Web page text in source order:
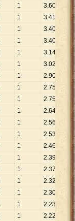
1 3.603
1 3.410
1 3.405
1 3.400
1 3.142
1 3.020
1 2.907
1 2.751
1 2.750
1 2.649
1 2.562
1 2.531
1 2.467
1 2.392
1 2.372
1 2.324
1 2.300
1 2.231
1 2.223